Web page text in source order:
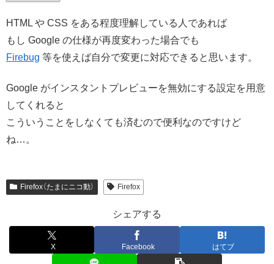
HTML や CSS をある程度理解している人であれば
もし Google の仕様が再度変わった場合でも
Firebug 等を使えば自分で変更に対応できると思います。
Google がインスタントプレビューを無効にする設定を用意
してくれると
こういうことをしなくても済むので便利なのですけど
ね…。
Firefox（たまにニコ動） Firefox
シェアする
X Facebook はてブ